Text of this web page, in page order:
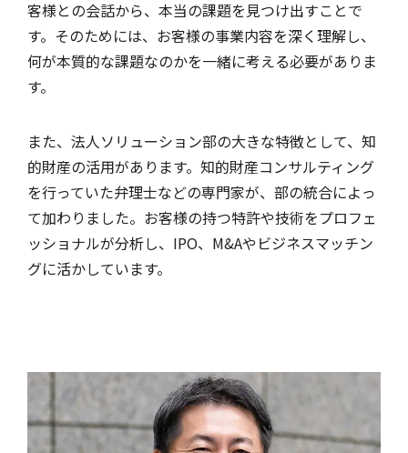
客様との会話から、本当の課題を見つけ出すことで
す。そのためには、お客様の事業内容を深く理解し、
何が本質的な課題なのかを一緒に考える必要がありま
す。
また、法人ソリューション部の大きな特徴として、知
的財産の活用があります。知的財産コンサルティング
を行っていた弁理士などの専門家が、部の統合によっ
て加わりました。お客様の持つ特許や技術をプロフェ
ッショナルが分析し、IPO、M&Aやビジネスマッチン
グに活かしています。